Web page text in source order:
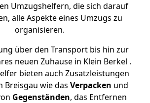
Umzugshelfern, die sich darauf
alle Aspekte eines Umzugs zu
organisieren.
über den Transport bis hin zur
neuen Zuhause in Klein Berkel .
bieten auch Zusatzleistungen
Breisgau wie das Verpacken und
Gegenständen, das Entfernen